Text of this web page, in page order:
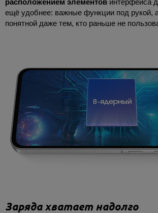
ещё удобнее: важные функции под рукой,
понятной даже тем, кто раньше не
Заряда хватает надолго